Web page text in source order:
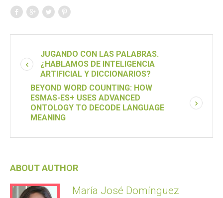
JUGANDO CON LAS PALABRAS.
¿HABLAMOS DE INTELIGENCIA
ARTIFICIAL Y DICCIONARIOS?
BEYOND WORD COUNTING: HOW
ESMAS-ES+ USES ADVANCED
ONTOLOGY TO DECODE LANGUAGE
MEANING
ABOUT AUTHOR
María José Domínguez